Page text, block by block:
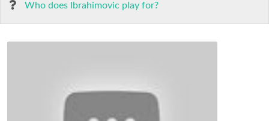
Who does Ibrahimovic play for?